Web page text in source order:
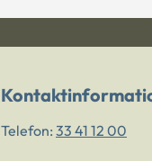
Telefon: 33 41 12 00